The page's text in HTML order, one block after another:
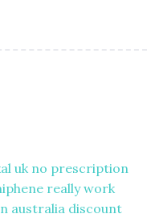
uk no prescription
really work
australia discount